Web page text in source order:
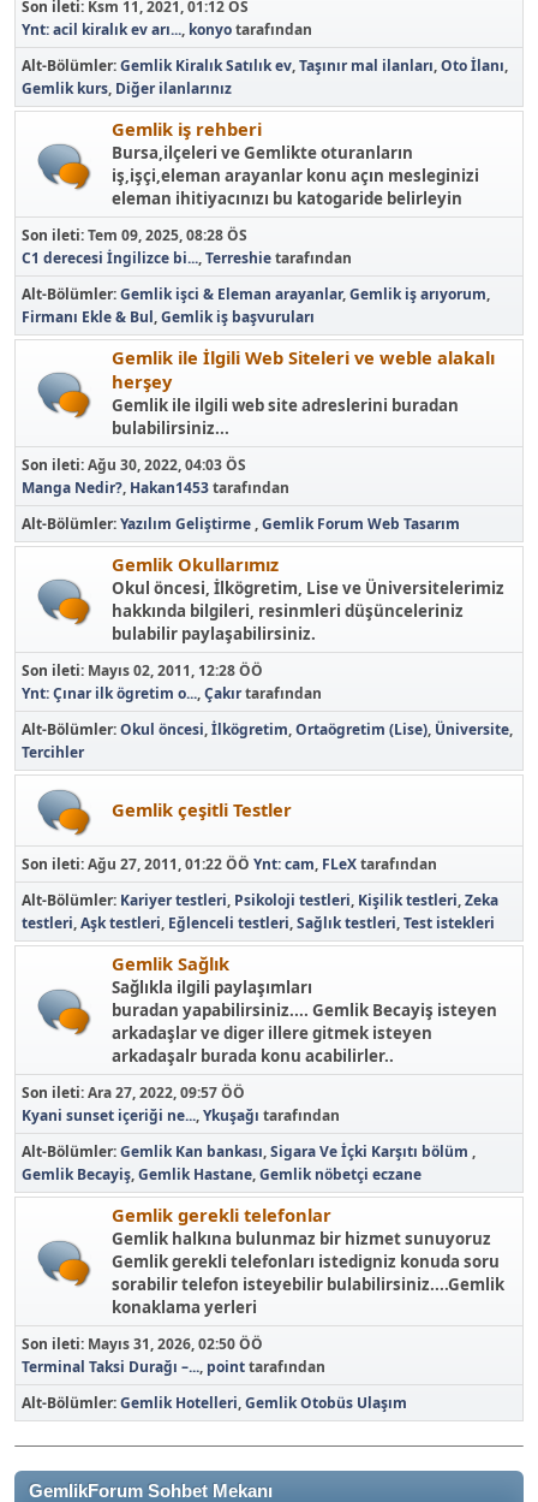
Son ileti: Ksm 11, 2021, 01:12 ÖS
Ynt: acil kiralık ev arı..., konyotarafından
Alt-Bölümler Gemlik Kiralık Satılık ev Taşınır mal ilanları Oto İlanı
Gemlik kurs Diğer ilanlarınız
Gemlik iş rehberi
Bursa,ilçeleri ve Gemlikte oturanların
iş,işçi,eleman arayanlar konu açın mesleginizi
eleman ihitiyacınızı bu katogaride belirleyin
Son ileti:Tem 09, 2025, 08:28 ÖS
C1 derecesi İngilizce bi...,Terreshietarafından
Alt-Bölümler Gemlik işci & Eleman arayanlar Gemlik iş arıyorum
Firmanı Ekle & Bul Gemlik iş başvuruları
Gemlik ile İlgili Web Siteleri ve weble alakalı
herşey
Gemlik ile ilgili web site adreslerini buradan
bulabilirsiniz...
Son ileti:Ağu 30, 2022, 04:03 ÖS
Manga Nedir?, Hakan1453tarafından
Alt-Bölümler Yazılım Geliştirme Gemlik Forum Web Tasarım
Gemlik Okullarımız
Okul öncesi, İlkögretim, Lise ve Üniversitelerimiz
hakkında bilgileri, resinmleri düşünceleriniz
bulabilir paylaşabilirsiniz.
Son ileti: Mayıs 02, 2011, 12:28 ÖÖ
Ynt: Çınar ilk ögretim o...,Çakırtarafından
Alt-Bölümler Okul öncesi İlkögretim Ortaögretim (Lise) Üniversite
Tercihler
Gemlik çeşitli Testler
Son ileti:Ağu 27, 2011, 01:22 ÖÖ Ynt: cam, FLeXtarafından
Alt-Bölümler Kariyer testleri Psikoloji testleri Kişilik testleri Zeka
testleri Aşk testleri Eğlenceli testleri Sağlık testleri Test istekleri
Gemlik Sağlık
Sağlıkla ilgili paylaşımları
buradan yapabilirsiniz.... Gemlik Becayiş isteyen
arkadaşlar ve diger illere gitmek isteyen
arkadaşalr burada konu acabilirler..
Son ileti:Ara 27, 2022, 09:57 ÖÖ
Kyani sunset içeriği ne...,Ykuşağı tarafından
Alt-Bölümler Gemlik Kan bankası Sigara Ve İçki Karşıtı bölüm
Gemlik Becayiş Gemlik Hastane Gemlik nöbetçi eczane
Gemlik gerekli telefonlar
Gemlik halkına bulunmaz bir hizmet sunuyoruz
Gemlik gerekli telefonları istedigniz konuda soru
sorabilir telefon isteyebilir bulabilirsiniz....Gemlik
konaklama yerleri
Son ileti: Mayıs 31, 2026, 02:50 ÖÖ
Terminal Taksi Durağı –..., pointtarafından
Alt-Bölümler Gemlik Hotelleri Gemlik Otobüs Ulaşım
GemlikForum Sohbet Mekanı